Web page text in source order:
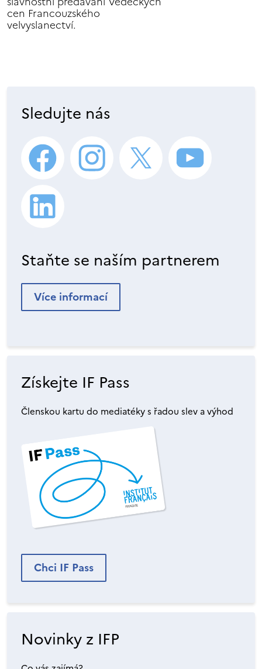
cen Francouzského
velvyslanectví.
Sledujte nás
Staňte se naším partnerem
Více informací
Získejte IF Pass
Členskou kartu do mediatéky s řadou slev a výhod
Chci IF Pass
Novinky z IFP